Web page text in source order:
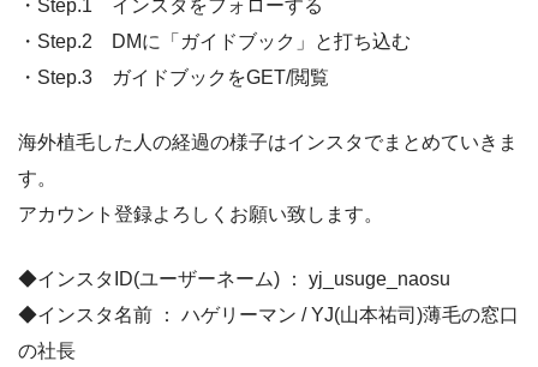
・Step.1 インスタをフォローする
・Step.2 DMに「ガイドブック」と打ち込む
・Step.3 ガイドブックをGET/閲覧
海外植毛した人の経過の様子はインスタでまとめていきま
す。
アカウント登録よろしくお願い致します。
◆インスタID(ユーザーネーム) ： yj_usuge_naosu
◆インスタ名前 ： ハゲリーマン / YJ(山本祐司)薄毛の窓口
の社長